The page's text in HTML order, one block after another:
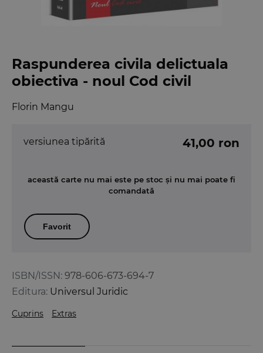
Raspunderea civila delictuala
obiectiva - noul Cod civil
Florin Mangu
ISBN/ISSN: 978-606-673-694-7
Editura: Universul Juridic
Cuprins Extras
versiunea tipărită 41,00 ron
această carte nu mai este pe stoc și nu mai poate fi
comandată
Favorit